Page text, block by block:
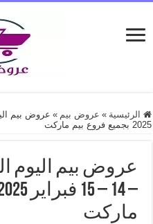
الرئيسية » عروض بيم »
2025 بجميع فروع بيم ماركت
ماركت